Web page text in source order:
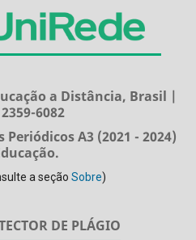
a Distância, Brasil |
6082
A3 (2021 - 2024)
a seção Sobre)
DE PLÁGIO